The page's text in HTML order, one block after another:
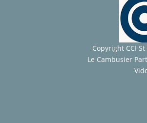
Copyright CCI
Le Cambusier